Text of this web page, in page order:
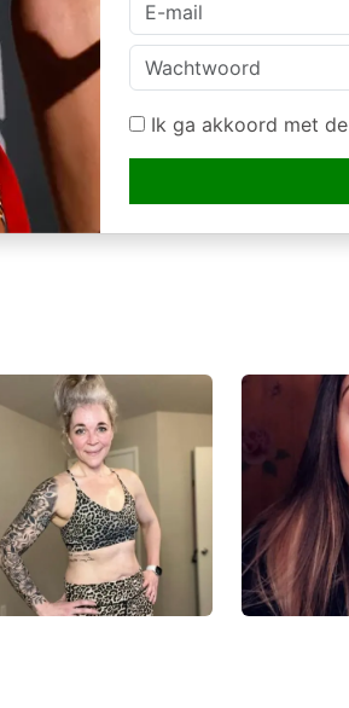
Ik ga akkoord met de